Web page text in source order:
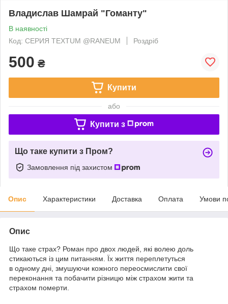
Владислав Шамрай "Гоманту"
В наявності
Код: СЕРИЯ TEXTUM @RANEUM
Роздріб
500 ₴
Купити
або
Купити з
Що таке купити з Пром?
Замовлення під захистом
Опис Характеристики Доставка Оплата Умови
Опис
Що таке страх? Роман про двох людей, які волею доль
стикаються із цим питанням. Їх життя переплетуться
в одному дні, змушуючи кожного переосмислити свої
переконання та побачити різницю між страхом жити та
страхом померти.